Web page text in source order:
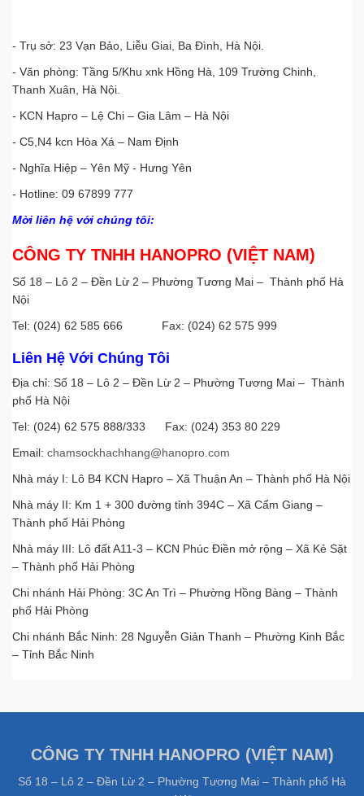
- Trụ sở: 23 Vạn Bảo, Liễu Giai, Ba Đình, Hà Nội.
- Văn phòng: Tầng 5/Khu xnk Hồng Hà, 109 Trường Chinh,
Thanh Xuân, Hà Nội.
- KCN Hapro – Lệ Chi – Gia Lâm – Hà Nội
- C5,N4 kcn Hòa Xá – Nam Định
- Nghĩa Hiệp – Yên Mỹ - Hưng Yên
- Hotline: 09 67899 777​
Mời liên hệ với chúng tôi:
CÔNG TY TNHH HANOPRO (VIỆT NAM)
Số 18 – Lô 2 – Đền Lừ 2 – Phường Tương Mai – Thành phố Hà
Nội
Tel: (024) 62 585 666 Fax: (024) 62 575 999
Liên Hệ Với Chúng Tôi
Địa chỉ: Số 18 – Lô 2 – Đền Lừ 2 – Phường Tương Mai – Thành
phố Hà Nội
Tel: (024) 62 575 888/333 Fax: (024) 353 80 229
Email: chamsockhachhang@hanopro.com
Nhà máy I: Lô B4 KCN Hapro – Xã Thuận An – Thành phố Hà Nội
Nhà máy II: Km 1 + 300 đường tỉnh 394C – Xã Cẩm Giang –
Thành phố Hải Phòng
Nhà máy III: Lô đất A11-3 – KCN Phúc Điền mở rộng – Xã Kẻ Sặt
– Thành phố Hải Phòng
Chi nhánh Hải Phòng: 3C An Trì – Phường Hồng Bàng – Thành
phố Hải Phòng
Chi nhánh Bắc Ninh: 28 Nguyễn Giản Thanh – Phường Kinh Bắc
– Tỉnh Bắc Ninh
CÔNG TY TNHH HANOPRO (VIỆT NAM)
Số 18 – Lô 2 – Đền Lừ 2 – Phường Tương Mai – Thành phố Hà